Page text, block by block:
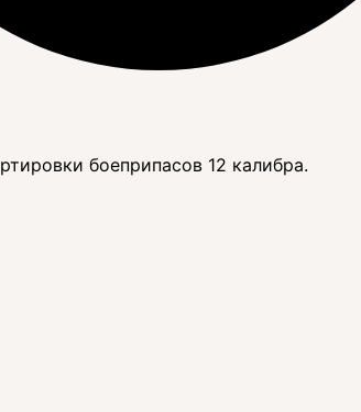
боеприпасов 12 калибра.